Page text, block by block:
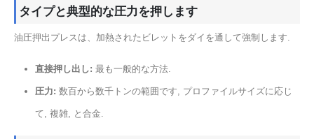
タイプと典型的な圧力を押します
油圧押出プレスは、加熱されたビレットをダイを通して強制します.
直接押し出し: 最も一般的な方法.
圧力: 数百から数千トンの範囲です, プロファイルサイズに応じ
て, 複雑, と合金.